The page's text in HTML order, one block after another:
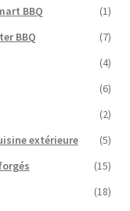
BBQ
(1)
BBQ
(7)
(4)
(6)
(2)
extérieure
(5)
(15)
(18)